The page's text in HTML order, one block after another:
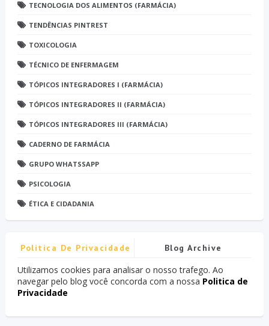
TECNOLOGIA DOS ALIMENTOS (FARMÁCIA)
TENDÊNCIAS PINTREST
TOXICOLOGIA
TÉCNICO DE ENFERMAGEM
TÓPICOS INTEGRADORES I (FARMÁCIA)
TÓPICOS INTEGRADORES II (FARMÁCIA)
TÓPICOS INTEGRADORES III (FARMÁCIA)
CADERNO DE FARMÁCIA
GRUPO WHATSSAPP
PSICOLOGIA
ÉTICA E CIDADANIA
Politica De Privacidade Blog Archive
Utilizamos cookies para analisar o nosso trafego. Ao
navegar pelo blog você concorda com a nossa Politica de
Privacidade